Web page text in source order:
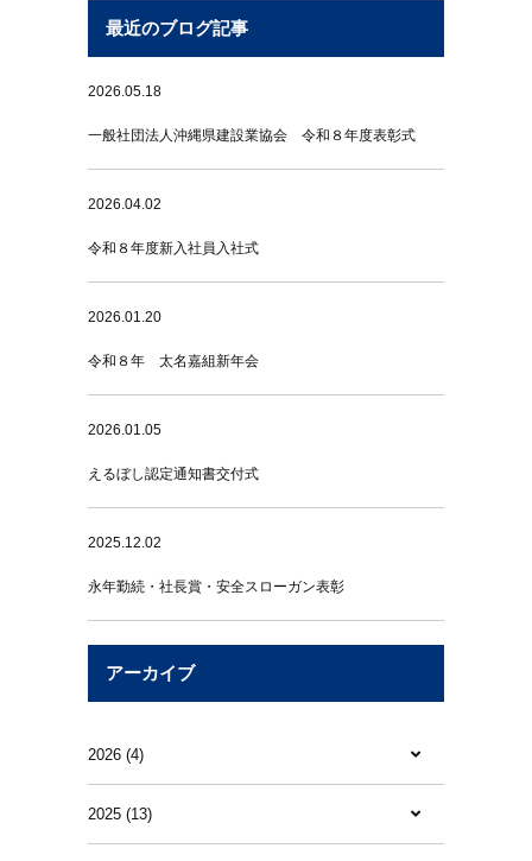
最近のブログ記事
2026.05.18
一般社団法人沖縄県建設業協会 令和８年度表彰式
2026.04.02
令和８年度新入社員入社式
2026.01.20
令和８年 太名嘉組新年会
2026.01.05
えるぼし認定通知書交付式
2025.12.02
永年勤続・社長賞・安全スローガン表彰
アーカイブ
2026 (4)
2025 (13)